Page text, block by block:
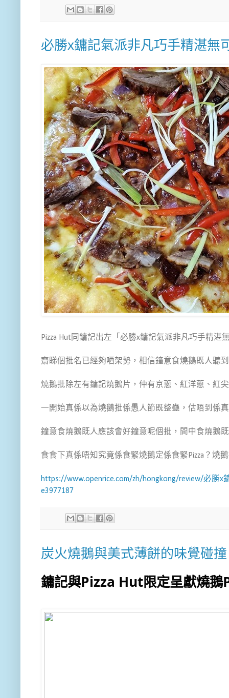
必勝x鏞記氣派非凡巧手精湛無
Pizza Hut同鏞記出左「必勝x鏞記氣派非凡巧手精湛
齋睇個批名已經夠哂架勢，相信鐘意食燒鵝既人聽
燒鵝批除左有鏞記燒鵝片，仲有京蔥、紅洋蔥、紅
一開始真係以為燒鵝批係愚人節既整蠱，估唔到係
鐘意食燒鵝既人應該會好鐘意呢個批，間中食燒鵝
食食下真係唔知究竟係食緊燒鵝定係食緊Pizza？燒
https://www.openrice.com/zh/hongkong/review/必
e3977187
炭火燒鵝與美式薄餅的味覺碰撞
鏞記與Pizza Hut限定呈獻燒鵝